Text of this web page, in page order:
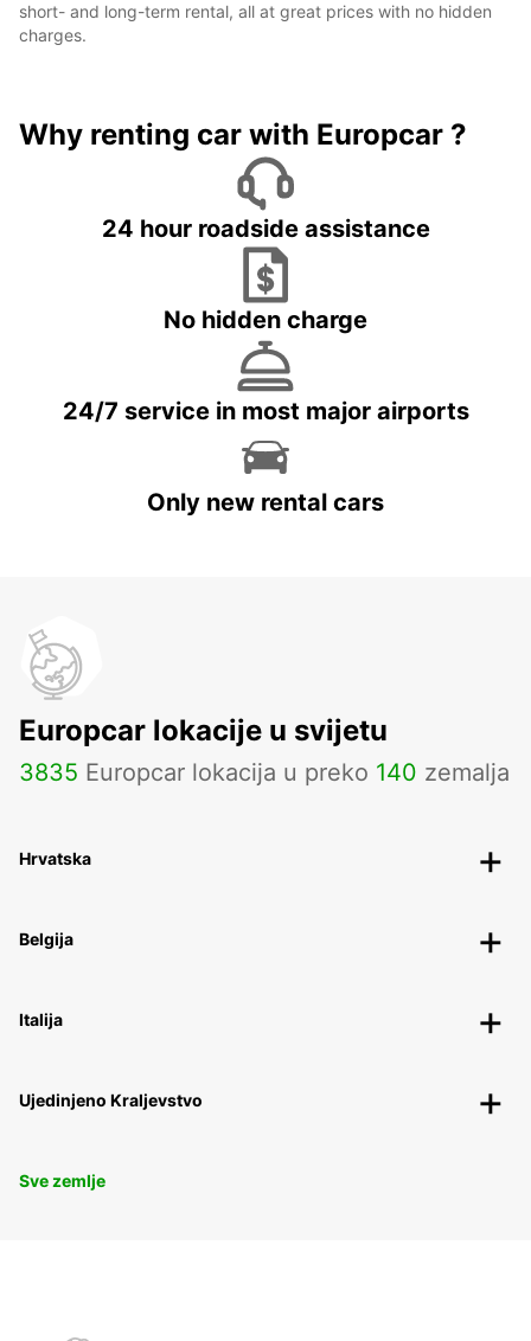
short- and long-term rental, all at great prices with no hidden
charges.
Why renting car with Europcar ?
24 hour roadside assistance
No hidden charge
24/7 service in most major airports
Only new rental cars
Europcar lokacije u svijetu
3835 Europcar lokacija u preko 140 zemalja
Hrvatska
Belgija
Italija
Ujedinjeno Kraljevstvo
Sve zemlje